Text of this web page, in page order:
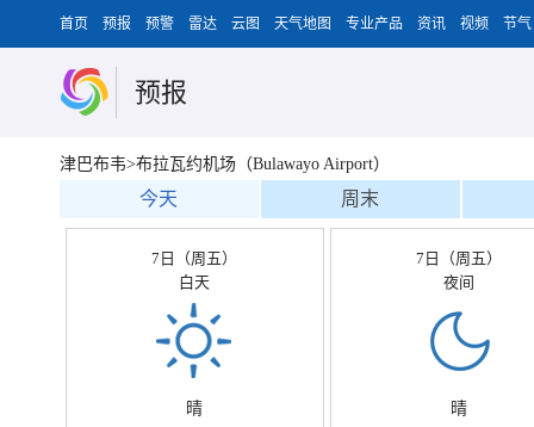
首页 预报 预警 雷达 云图 天气地图 专业产品 资讯 视频 节气
预报
津巴布韦>布拉瓦约机场（Bulawayo Airport）
今天 周末
7日（周五）
白天
晴
7日（周五）
夜间
晴